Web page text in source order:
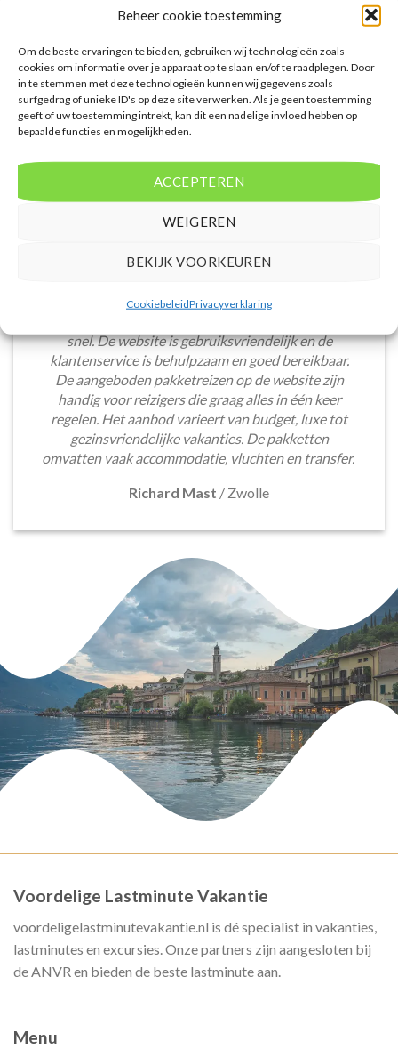
Beheer cookie toestemming
Om de beste ervaringen te bieden, gebruiken wij technologieën zoals
cookies om informatie over je apparaat op te slaan en/of te raadplegen. Door
in te stemmen met deze technologieën kunnen wij gegevens zoals
surfgedrag of unieke ID's op deze site verwerken. Als je geen toestemming
geeft of uw toestemming intrekt, kan dit een nadelige invloed hebben op
bepaalde functies en mogelijkheden.
ACCEPTEREN
WEIGEREN
BEKIJK VOORKEUREN
CookiebeleidPrivacyverklaring
voorkeuren en budget.
Tim Beukers/Tilburg
Het boeken van een lastminute vakantie via
snel. De website is gebruiksvriendelijk en de
klantenservice is behulpzaam en goed bereikbaar.
De aangeboden pakketreizen op de website zijn
handig voor reizigers die graag alles in één keer
regelen. Het aanbod varieert van budget, luxe tot
gezinsvriendelijke vakanties. De pakketten
omvatten vaak accommodatie, vluchten en transfer.
Richard Mast / Zwolle
Voordelige Lastminute Vakantie
voordeligelastminutevakantie.nl is dé specialist in vakanties,
lastminutes en excursies. Onze partners zijn aangesloten bij
de ANVR en bieden de beste lastminute aan.
Menu